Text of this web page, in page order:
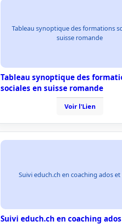
Tableau synoptique des formations
suisse romande
Tableau synoptique des
sociales en suisse romande
Voir l'Lien
Suivi educh.ch en coaching ados
Suivi educh.ch en coaching